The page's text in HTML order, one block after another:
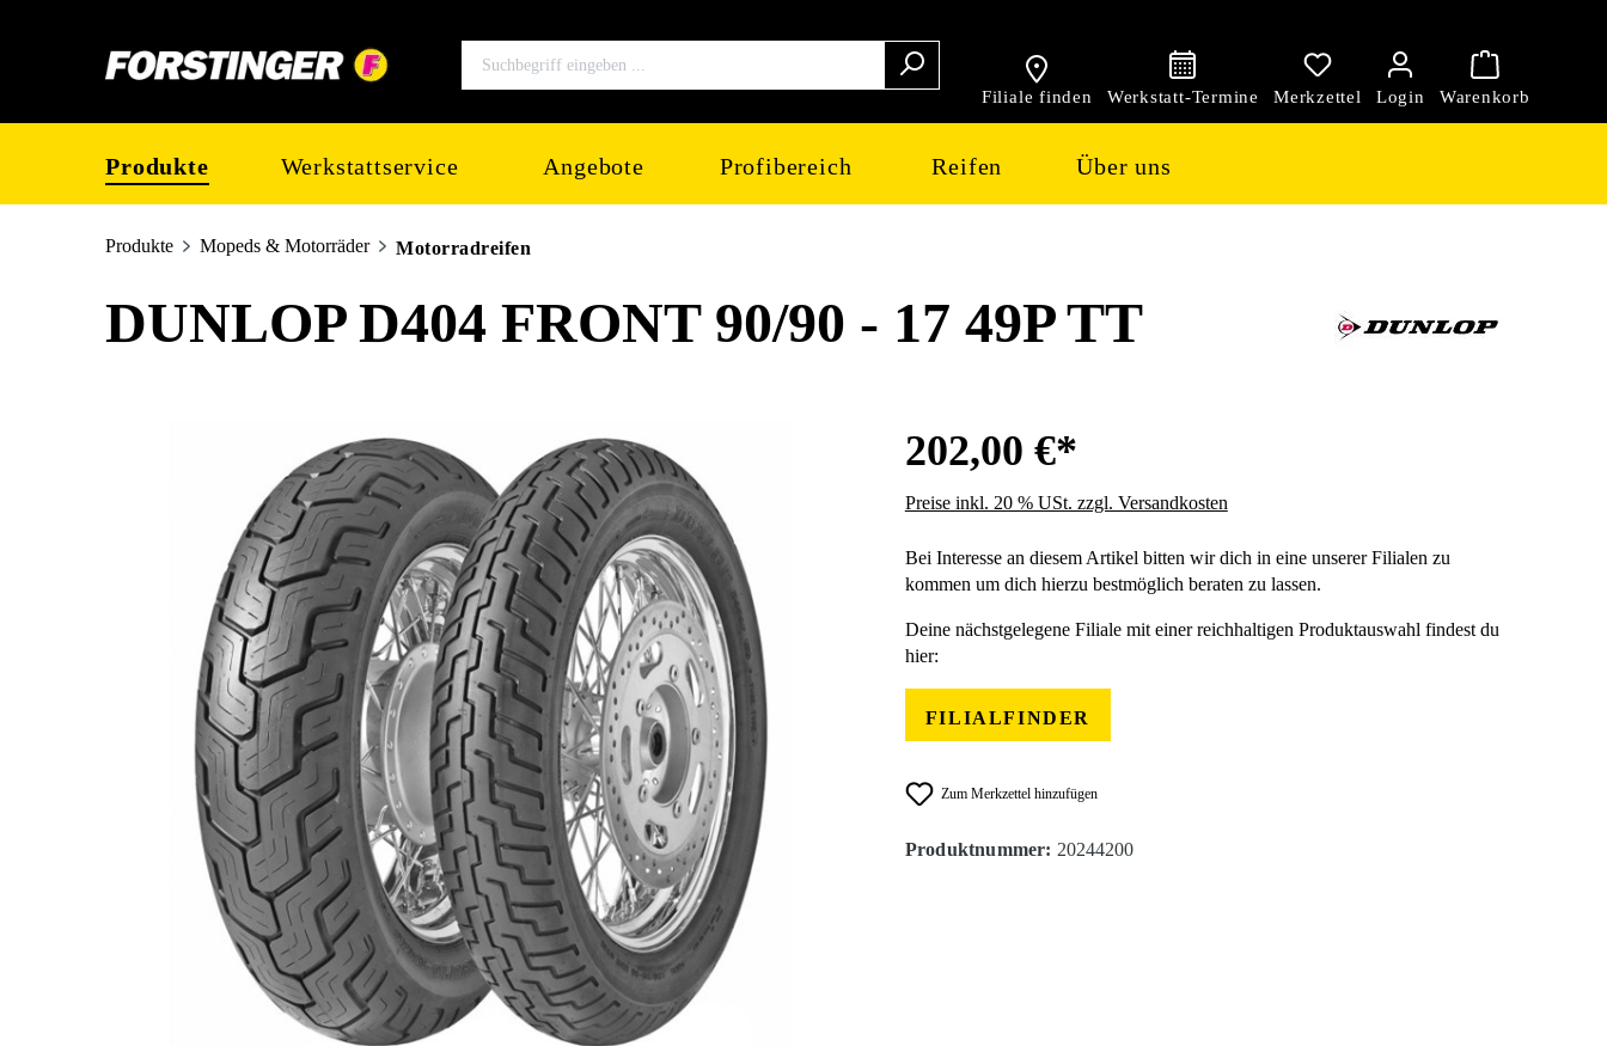
Filiale finden
Produkte Werkstattservice Angebote Profibereich Reifen Über uns
Produkte Mopeds & Motorräder Motorradreifen
DUNLOP D404 FRONT 90/90 - 17 49P TT
202,00 €*
Preise inkl. 20 % USt. zzgl. Versandkosten
Bei Interesse an diesem Artikel bitten wir dich in eine unserer Filialen zu
kommen um dich hierzu bestmöglich beraten zu lassen.
Deine nächstgelegene Filiale mit einer reichhaltigen Produktauswahl findest du
hier:
FILIALFINDER
Zum Merkzettel hinzufügen
Produktnummer: 20244200